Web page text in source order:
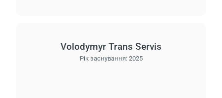
Volodymyr Trans Servis
Рік заснування: 2025